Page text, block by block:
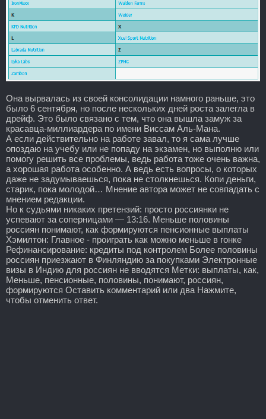
Она вырвалась из своей консолидации намного раньше, это
было 6 сентября, но после нескольких дней роста залегла в
дрейф. Это было связано с тем, что она вышла замуж за
красавца-миллиардера по имени Виссам Аль-Мана.
А если действительно на работе завал, то я сама лучше
опоздаю на учебу или не попаду на экзамен, но выполню или
помогу решить все проблемы, ведь работа тоже очень важна,
а хорошая работа особенно. А ведь есть вопросы, о которых
даже не задумываешься, пока не столкнешься. Копи деньги,
старик, пока молодой… Мнение автора может не совпадать с
мнением редакции.
Но к судьями никаких претензий: просто россиянки не
успевают за соперницами — 13:16. Меньше половины
россиян понимают, как формируются пенсионные выплаты
Хэмилтон: Главное - проиграть как можно меньше в гонке
Рефинансирование: кредиты под контролем Более половины
россиян приезжают в Финляндию за покупками Электронные
визы в Индию для россиян не вводятся Метки: выплаты, как,
Меньше, пенсионные, половины, понимают, россиян,
формируются Оставить комментарий или два Нажмите,
чтобы отменить ответ.